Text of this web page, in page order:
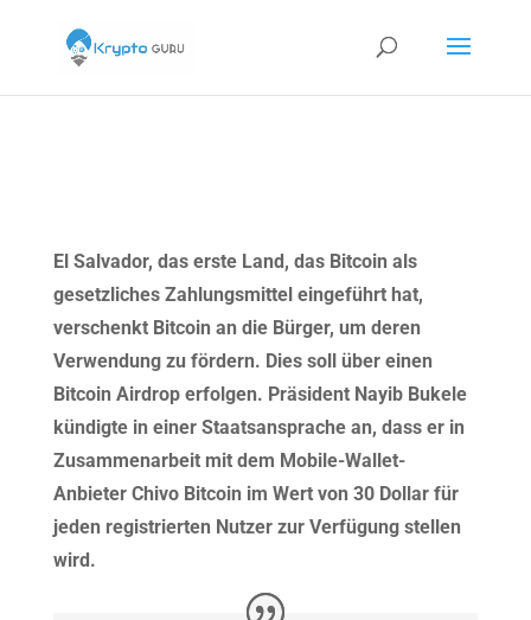
El Salvador, das erste Land, das Bitcoin als
gesetzliches Zahlungsmittel eingeführt hat,
verschenkt Bitcoin an die Bürger, um deren
Verwendung zu fördern. Dies soll über einen
Bitcoin Airdrop erfolgen. Präsident Nayib Bukele
kündigte in einer Staatsansprache an, dass er in
Zusammenarbeit mit dem Mobile-Wallet-
Anbieter Chivo Bitcoin im Wert von 30 Dollar für
jeden registrierten Nutzer zur Verfügung stellen
wird.